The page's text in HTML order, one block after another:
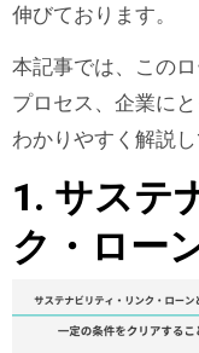
伸びております。
本記事では、この
プロセス、企業に
わかりやすく解説し
1. サステ
ク・ロー